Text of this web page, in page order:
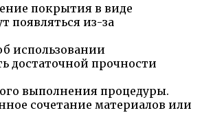
покрытия в виде
появляться из-за
использовании
достаточной прочности
выполнения процедуры.
сочетание материалов или